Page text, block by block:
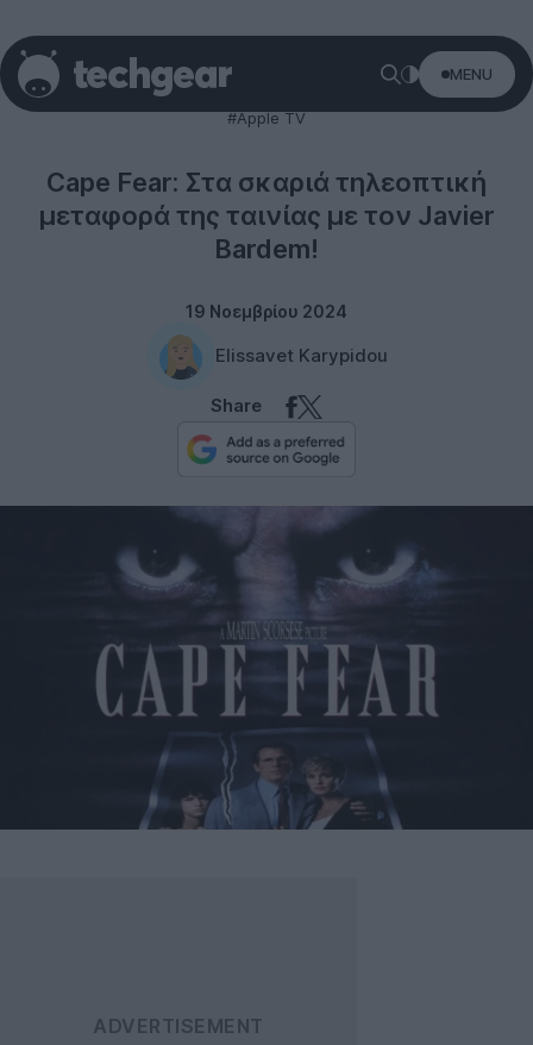
MENU
Entertainment
#Apple TV
Cape Fear: Στα σκαριά τηλεοπτική
μεταφορά της ταινίας με τον Javier
Bardem!
19 Νοεμβρίου 2024
Elissavet Karypidou
Share